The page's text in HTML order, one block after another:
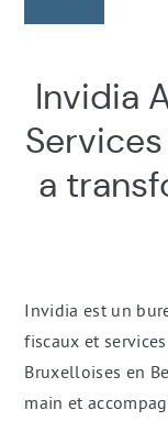
Invidia
a
Invidia est un
fiscaux et
Bruxelloises en
main et